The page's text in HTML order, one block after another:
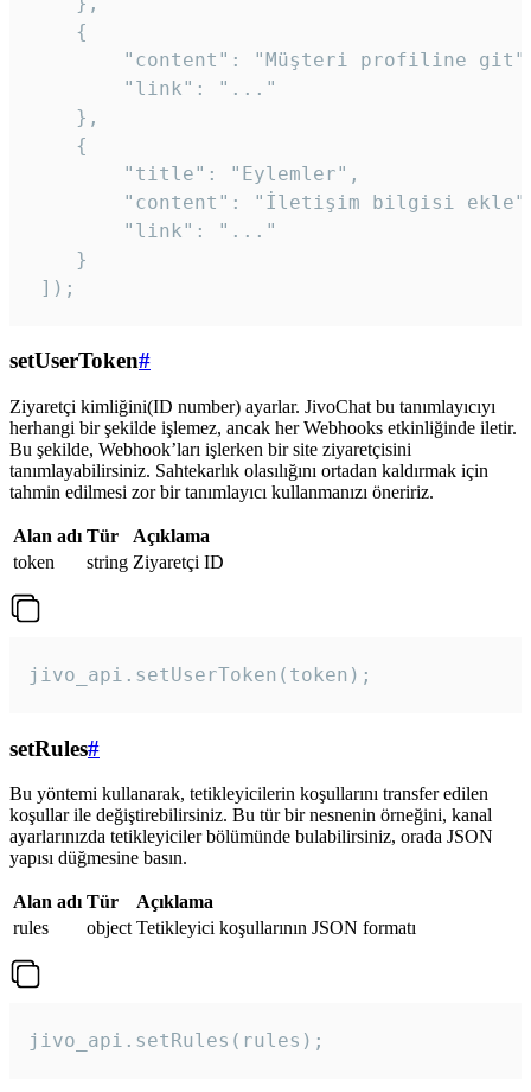
    {
"content": "Müşteri profiline
        "link": "..."
    },
    {
        "title": "Eylemler",
"content": "İletişim bilgisi
        "link": "..."
    }
]);
setUserToken#
Ziyaretçi kimliğini(ID number) ayarlar. JivoChat bu tanımlayıcıyı
herhangi bir şekilde işlemez, ancak her Webhooks etkinliğinde iletir.
Bu şekilde, Webhook’ları işlerken bir site ziyaretçisini
tanımlayabilirsiniz. Sahtekarlık olasılığını ortadan kaldırmak için
tahmin edilmesi zor bir tanımlayıcı kullanmanızı öneririz.
Alan adı Tür
Açıklama
token
string Ziyaretçi ID
jivo_api.setUserToken(token);
setRules#
Bu yöntemi kullanarak, tetikleyicilerin koşullarını transfer edilen
koşullar ile değiştirebilirsiniz. Bu tür bir nesnenin örneğini, kanal
ayarlarınızda tetikleyiciler bölümünde bulabilirsiniz, orada JSON
yapısı düğmesine basın.
Alan adı Tür
Açıklama
rules
object Tetikleyici koşullarının JSON formatı
jivo_api.setRules(rules);